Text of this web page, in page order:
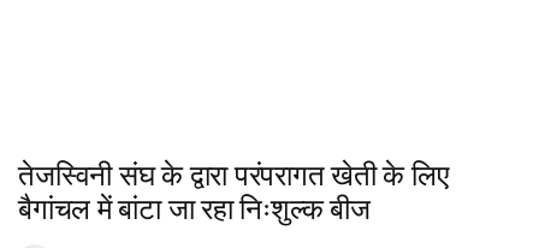
तेजस्विनी संघ के द्वारा परंपरागत खेती के लिए
बैगांचल में बांटा जा रहा निःशुल्क बीज